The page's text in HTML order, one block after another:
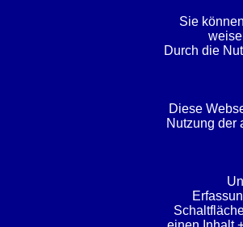
Sie
Durch die
Diese
Nutzung der